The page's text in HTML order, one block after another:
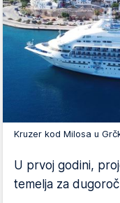
Kruzer kod Milosa u
U prvoj godini,
temelja za